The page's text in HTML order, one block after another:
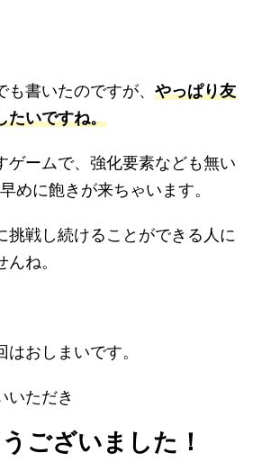
書いたのですが、 やっぱり友
たいですね。
ゲームで、強化要素なども無い
めに飽きが来ちゃいます。
挑戦し続けることができる人に
ね。
おしまいです。
いただき
ございました！